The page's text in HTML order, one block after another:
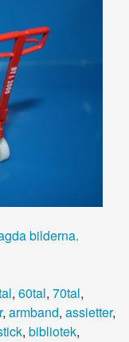
bilderna.
, 60tal, 70tal,
, armband, assietter,
, bibliotek,